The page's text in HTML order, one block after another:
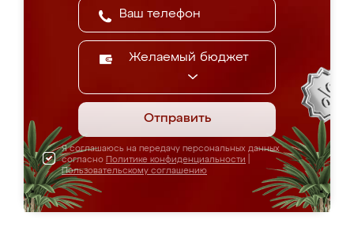
Желаемый бюджет
Отправить
Я соглашаюсь на передачу персональных данных
согласно Политике конфиденциальности
Пользовательскому соглашению